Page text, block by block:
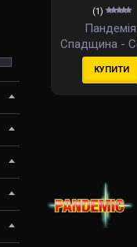
(1)
Пандемія:
Спадщина -
1
LegacyКУПИТИ